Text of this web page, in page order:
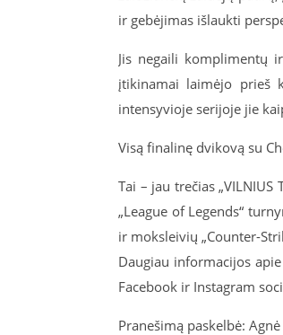
ir gebėjimas išlaukti
Jis negaili komplimentų
įtikinamai laimėjo prieš
intensyvioje serijoje jie
Visą finalinę dvikovą su
Tai – jau trečias
„League of Legends“
ir moksleivių „Counter-
Daugiau informacijos
Facebook ir Instagram
Pranešimą paskelbė: